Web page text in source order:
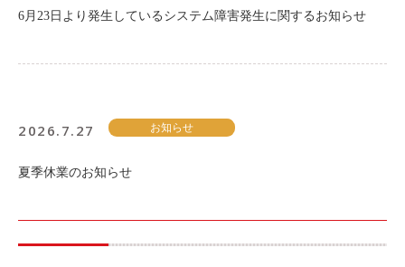
6月23日より発生しているシステム障害発生に関するお知らせ
2026.7.27 お知らせ
夏季休業のお知らせ